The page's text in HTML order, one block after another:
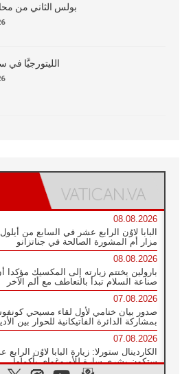
بولس الثاني من
الليتورجيَّا في
08.08.2026
البابا لاوُن الرابع عشر في السابع من
مزار أم المشورة الصالحة في جناتزانو
08.08.2026
بارولين يختتم زيارته إلى المكسيك مؤكدا
صناعة السلام تبدأ بالتعاطف مع ألم الآخر
07.08.2026
صدور بيان ختامي لأول لقاء مسيحي
بمشاركة الدائرة الفاتيكانية للحوار بين
07.08.2026
الكاردينال ستورلا: زيارة البابا لاوُن الرابع
ستكون بشرى سارة للأوروغواي بأكملها